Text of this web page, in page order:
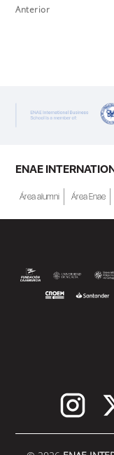
Anterior
ENAE
Área alumni Área Enae